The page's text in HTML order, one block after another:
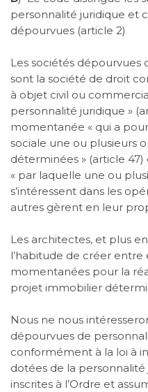
personnalité juridique et
dépourvues (article 2)
Les sociétés dépourvues
sont la société de droit
à objet civil ou
personnalité juridique »
momentanée « qui a
sociale une ou plusieurs
déterminées » (article
« par laquelle une ou
s’intéressent dans les
autres gèrent en leur
Les architectes, et plus
l’habitude de créer entre
momentanées pour la
projet immobilier
Nous ne nous
dépourvues de
conformément à la loi à
dotées de la
inscrites à l’Ordre et